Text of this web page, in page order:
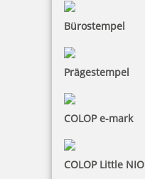
Bürostempel
Prägestempel
COLOP e-mark
COLOP Little NIO